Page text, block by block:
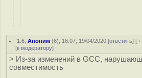
1.6 ,Аноним (6), 16:07, 19/04/2020 [ответить] [
[к модератору]
> Из-за изменений в GCC,
совместимость